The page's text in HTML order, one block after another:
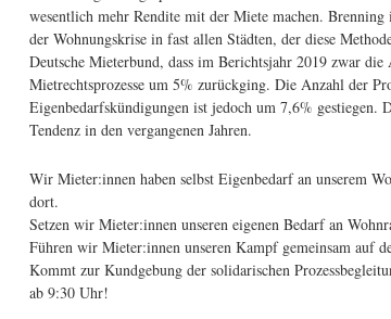
wesentlich mehr Rendite mit der Miete machen.
der Wohnungskrise in fast allen Städten, der diese
Deutsche Mieterbund, dass im Berichtsjahr 2019 zwar die
Mietrechtsprozesse um 5% zurückging. Die Anzahl der
Eigenbedarfskündigungen ist jedoch um 7,6% gestiegen.
Tendenz in den vergangenen Jahren.
Wir Mieter:innen haben selbst Eigenbedarf an unserem
dort.
Setzen wir Mieter:innen unseren eigenen Bedarf an
Führen wir Mieter:innen unseren Kampf gemeinsam auf
Kommt zur Kundgebung der solidarischen
ab 9:30 Uhr!